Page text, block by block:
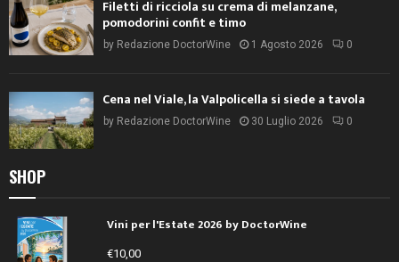
Filetti di ricciola su crema di melanzane,
pomodorini confit e timo
by Redazione DoctorWine 1 Agosto 2026 0
Cena nel Viale, la Valpolicella si siede a tavola
by Redazione DoctorWine 30 Luglio 2026 0
SHOP
Vini per l'Estate 2026 by DoctorWine
€10,00